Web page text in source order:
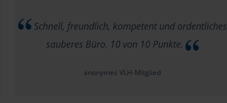
Schnell, freundlich, kompetent und ordentliches
sauberes Büro. 10 von 10 Punkte.
anonymes VLH-Mitglied